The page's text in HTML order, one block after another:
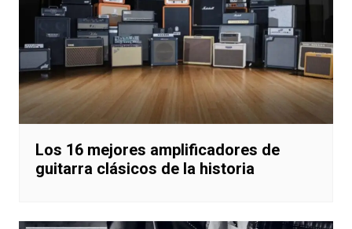
Los 16 mejores amplificadores de
guitarra clásicos de la historia